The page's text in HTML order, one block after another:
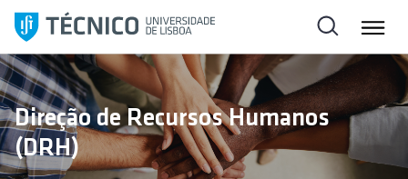
l
t
a
r
p
a
Direção de Recursos Humanos
(DRH)